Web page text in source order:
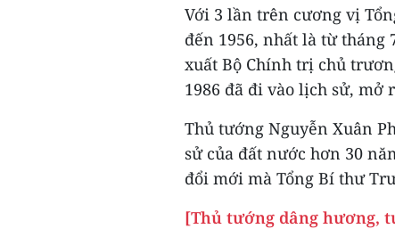
Với 3 lần trên cương vị
đến 1956, nhất là từ tháng
xuất Bộ Chính trị chủ
1986 đã đi vào lịch sử, mở
Thủ tướng Nguyễn Xuân
sử của đất nước hơn 30
đổi mới mà Tổng Bí thư
[Thủ tướng dâng hương,